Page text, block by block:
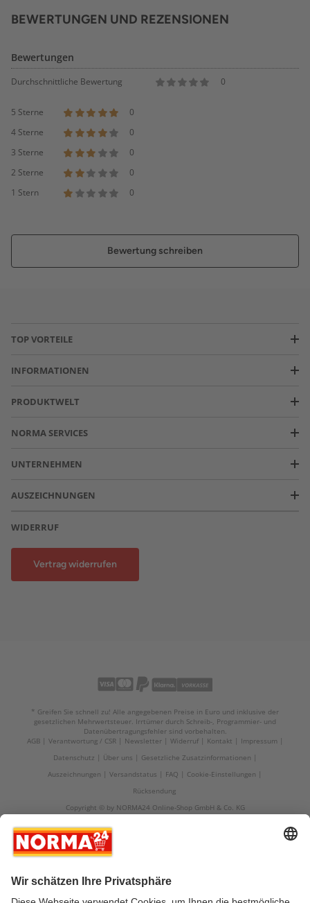
BEWERTUNGEN UND REZENSIONEN
Bewertungen
Durchschnittliche Bewertung 0
5 Sterne
0
4 Sterne
0
3 Sterne
0
2 Sterne
0
1 Stern
0
Bewertung schreiben
TOP VORTEILE
INFORMATIONEN
PRODUKTWELT
NORMA SERVICES
UNTERNEHMEN
AUSZEICHNUNGEN
WIDERRUF
Vertrag widerrufen
* Greifen Sie schnell zu! Alle angegebenen Preise in Euro und inklusive der
gesetzlichen Mehrwertsteuer. Irrtümer durch Schreib-, Programmier- und
Datenübertragungsfehler sind vorbehalten.
AGB
Verantwortung / CSR Newsletter Widerruf Kontakt
Impressum
Datenschutz
Über uns
Gesetzliche Zusatzinformationen
Auszeichnungen
Versandstatus FAQ
Cookie-Einstellungen
Rücksendung
Copyright © by NORMA24 Online-Shop GmbH & Co. KG